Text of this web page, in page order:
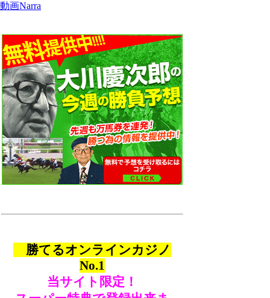
動画Narra
勝てるオンラインカジノ
No.1
当サイト限定！